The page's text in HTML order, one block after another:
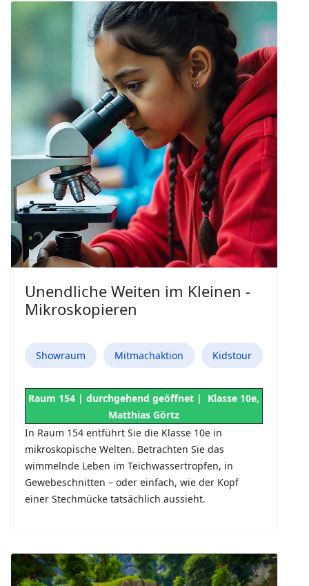
Unendliche Weiten im Kleinen -
Mikroskopieren
Showraum Mitmachaktion Kidstour
Raum 154 | durchgehend geöffnet | Klasse 10e,
Matthias Görtz
In Raum 154 entführt Sie die Klasse 10e in
mikroskopische Welten. Betrachten Sie das
wimmelnde Leben im Teichwassertropfen, in
Gewebeschnitten – oder einfach, wie der Kopf
einer Stechmücke tatsächlich aussieht.